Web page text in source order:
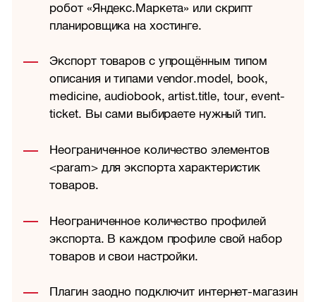
робот «Яндекс.Маркета» или скрипт
планировщика на хостинге.
Экспорт товаров с упрощённым типом
описания и типами vendor.model, book,
medicine, audiobook, artist.title, tour, event-
ticket. Вы сами выбираете нужный тип.
Неограниченное количество элементов
<param> для экспорта характеристик
товаров.
Неограниченное количество профилей
экспорта. В каждом профиле свой набор
товаров и свои настройки.
Плагин заодно подключит интернет-магазин